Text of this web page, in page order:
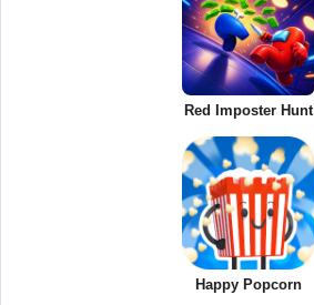
Red Imposter Hunt
Happy Popcorn